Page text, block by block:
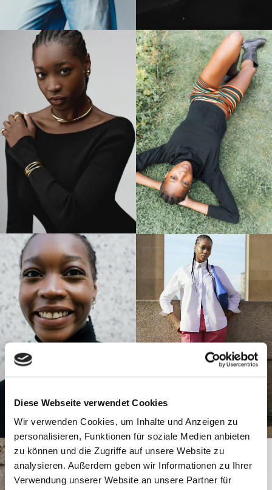
Diese Webseite verwendet Cookies
Wir verwenden Cookies, um Inhalte und Anzeigen zu
personalisieren, Funktionen für soziale Medien anbieten
zu können und die Zugriffe auf unsere Website zu
analysieren. Außerdem geben wir Informationen zu Ihrer
Verwendung unserer Website an unsere Partner für